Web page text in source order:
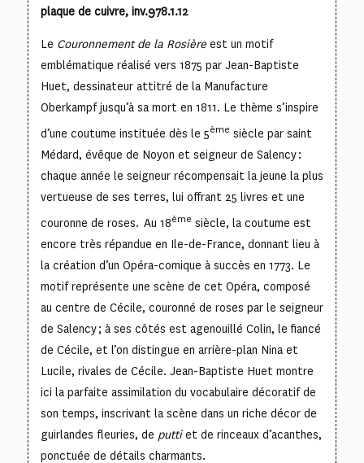
plaque de cuivre, inv.978.1.12
Le Couronnement de la Rosièreest un motif
emblématique réalisé vers 1875 par Jean-Baptiste
Huet, dessinateur attitré de la Manufacture
Oberkampf jusqu’à sa mort en 1811. Le thème s’inspire
d’une coutume instituée dès le 5ème siècle par saint
Médard, évêque de Noyon et seigneur de Salency :
chaque année le seigneur récompensait la jeune la plus
vertueuse de ses terres, lui offrant 25 livres et une
couronne de roses. Au 18ème siècle, la coutume est
encore très répandue en Ile-de-France, donnant lieu à
la création d’un Opéra-comique à succès en 1773. Le
motif représente une scène de cet Opéra, composé
au centre de Cécile, couronné de roses par le seigneur
de Salency ; à ses côtés est agenouillé Colin, le fiancé
de Cécile, et l’on distingue en arrière-plan Nina et
Lucile, rivales de Cécile. Jean-Baptiste Huet montre
ici la parfaite assimilation du vocabulaire décoratif de
son temps, inscrivant la scène dans un riche décor de
guirlandes fleuries, de puttiet de rinceaux d’acanthes,
ponctuée de détails charmants.